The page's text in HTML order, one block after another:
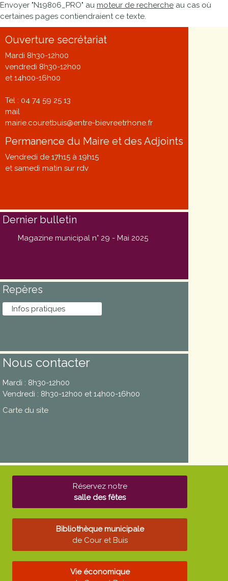
Envoyer "N19806_PRO" au moteur de recherche au cas où
certaines pages contiendraient ce texte.
Ouverture secrétariat
Mardi 8h30-12h00
vendredi 8h30-12h00
et 14h00-16h00
Tel : 04 74 59 25 13
mail
mairie.couretbuis@entre-bievreetrhone.fr
Permanence du Maire et des Adjoints
Vendredi de 17h15 à 19h15
et samedi matin sur rdv
Dernier bulletin
Magazine municipal n° 29 - Mai 2025
Repères
Infos pratiques
Nous contacter
Mardi : 8h30-12h00
Vendredi : 8h30-12h00 et 14h00-16h00
Carte du site
Réservez notre
salle des fêtes
Bibliothèque municipale
de Cour et Buis
Vie économique